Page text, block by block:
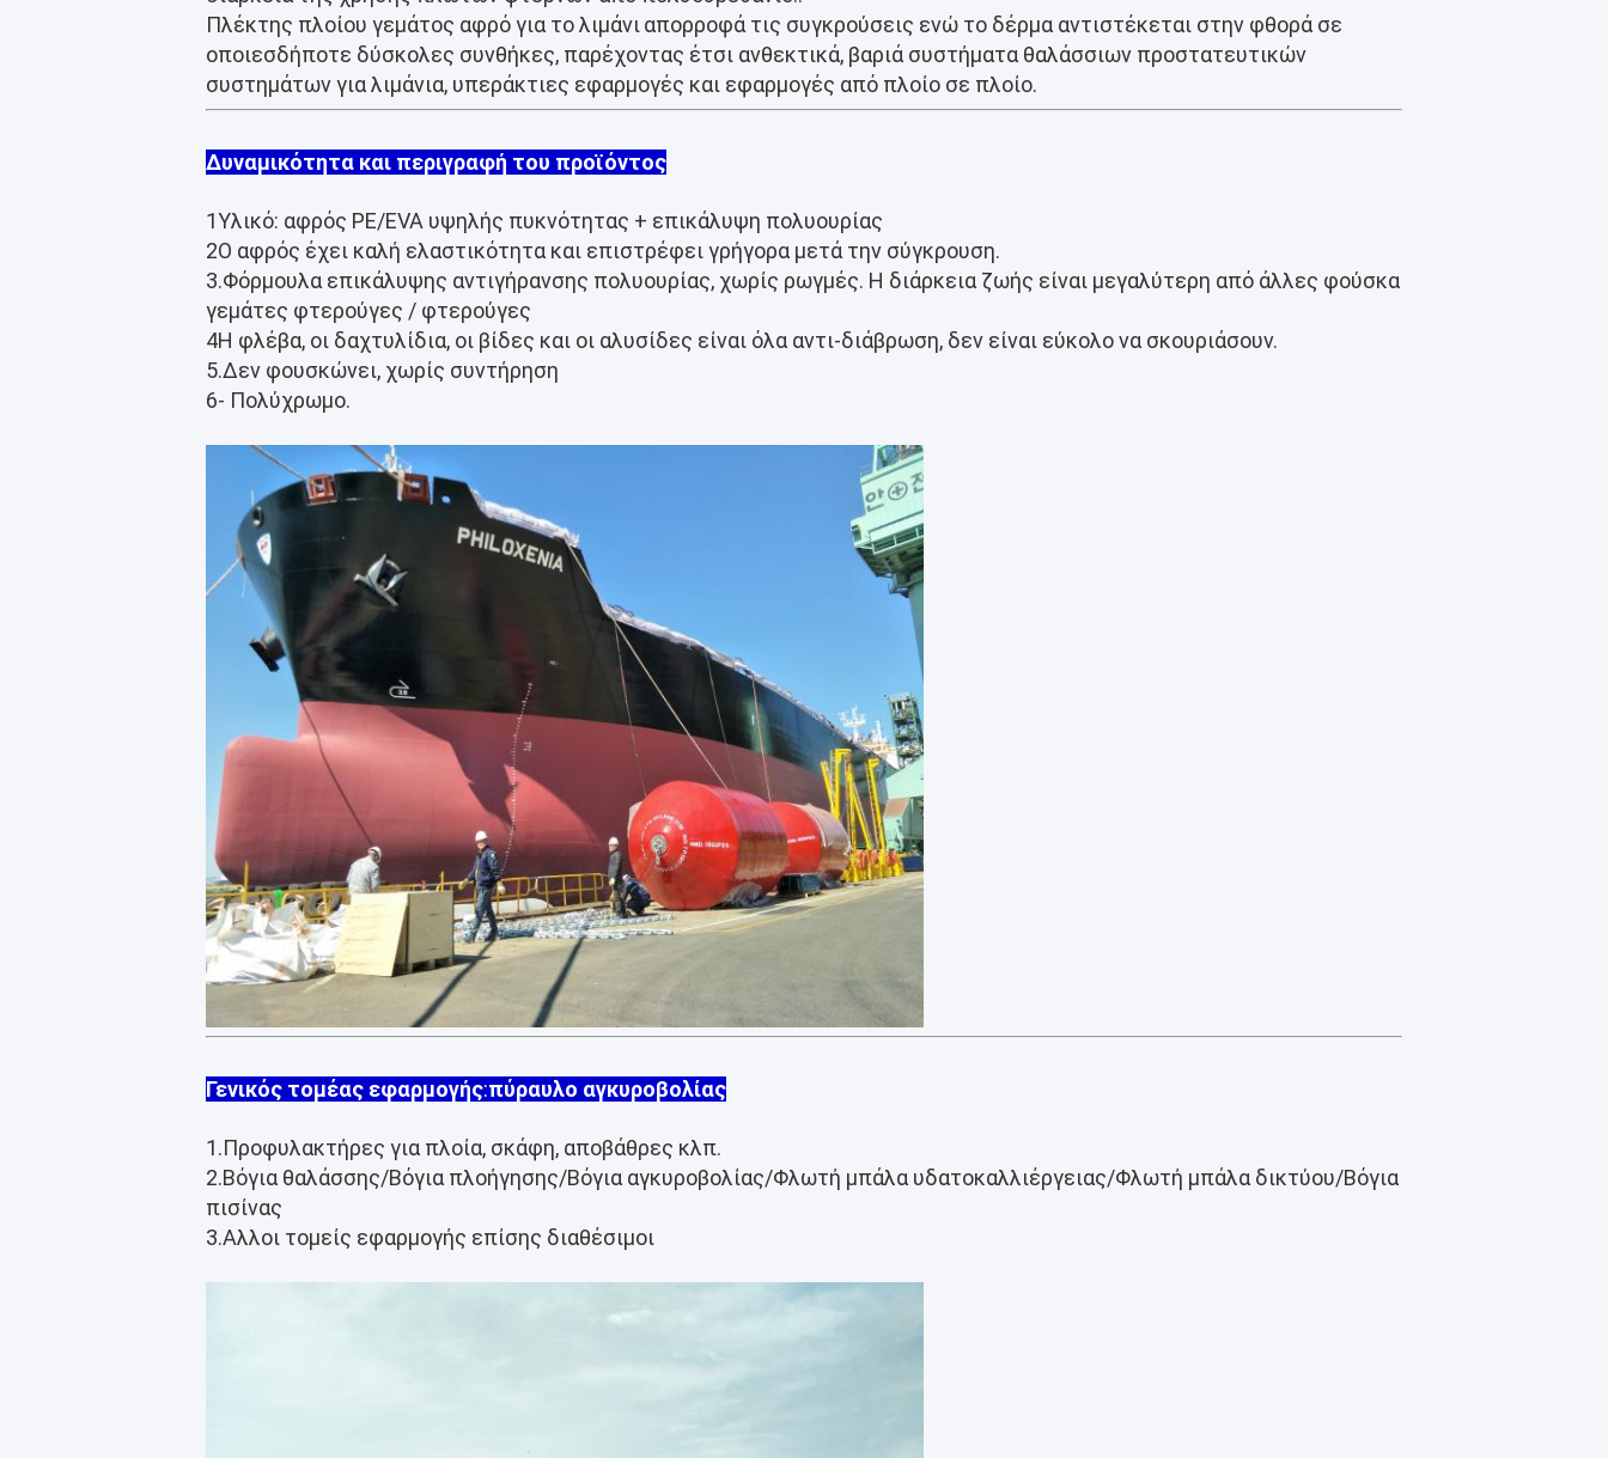
Πλέκτης πλοίου γεμάτος αφρό για το λιμάνιαπορροφά τις συγκρούσεις ενώ το δέρμα αντιστέκεται στην φθορά σε
οποιεσδήποτε δύσκολες συνθήκες, παρέχοντας έτσι ανθεκτικά, βαριά συστήματα θαλάσσιων προστατευτικών
συστημάτων για λιμάνια, υπεράκτιες εφαρμογές και εφαρμογές από πλοίο σε πλοίο.
Δυναμικότητα και περιγραφή του προϊόντος
1Υλικό: αφρός PE/EVA υψηλής πυκνότητας + επικάλυψη πολυουρίας
2Ο αφρός έχει καλή ελαστικότητα και επιστρέφει γρήγορα μετά την σύγκρουση.
3.Φόρμουλα επικάλυψης αντιγήρανσης πολυουρίας, χωρίς ρωγμές. Η διάρκεια ζωής είναι μεγαλύτερη από άλλες φούσκα
γεμάτες φτερούγες / φτερούγες
4Η φλέβα, οι δαχτυλίδια, οι βίδες και οι αλυσίδες είναι όλα αντι-διάβρωση, δεν είναι εύκολο να σκουριάσουν.
5.Δεν φουσκώνει, χωρίς συντήρηση
6- Πολύχρωμο.
Γενικός τομέας εφαρμογής:πύραυλο αγκυροβολίας
1.Προφυλακτήρες για πλοία, σκάφη, αποβάθρες κλπ.
2.Βόγια θαλάσσης/Βόγια πλοήγησης/Βόγια αγκυροβολίας/Φλωτή μπάλα υδατοκαλλιέργειας/Φλωτή μπάλα δικτύου/Βόγια
πισίνας
3.Αλλοι τομείς εφαρμογής επίσης διαθέσιμοι